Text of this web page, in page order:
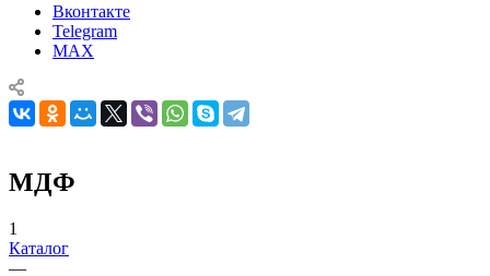
Вконтакте
Telegram
MAX
МДФ
1
Каталог
—